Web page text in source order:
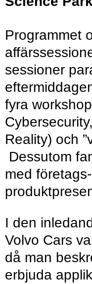
Programmet
sessioner
fyra
Reality) och
Dessutom
med
I den
Volvo Cars
då man
erbjuda